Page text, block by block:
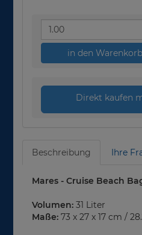
in den
Direkt kaufen
Beschreibung Ihre
Mares - Cruise Beach
Volumen:31 Liter
Maße:73 x 27 x 17 cm /